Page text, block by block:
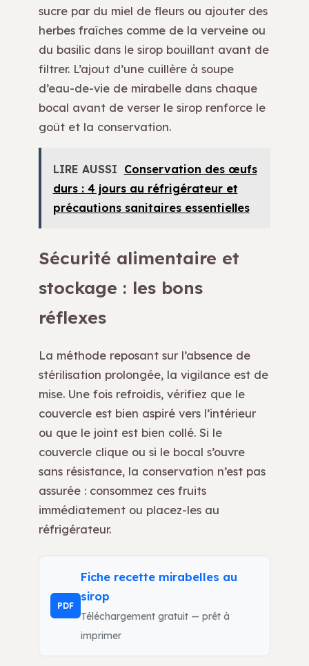
sucre par du miel de fleurs ou ajouter des
herbes fraîches comme de la verveine ou
du basilic dans le sirop bouillant avant de
filtrer. L’ajout d’une cuillère à soupe
d’eau-de-vie de mirabelle dans chaque
bocal avant de verser le sirop renforce le
goût et la conservation.
LIRE AUSSI Conservation des œufs
durs : 4 jours au réfrigérateur et
précautions sanitaires essentielles
Sécurité alimentaire et
stockage : les bons
réflexes
La méthode reposant sur l’absence de
stérilisation prolongée, la vigilance est de
mise. Une fois refroidis, vérifiez que le
couvercle est bien aspiré vers l’intérieur
ou que le joint est bien collé. Si le
couvercle clique ou si le bocal s’ouvre
sans résistance, la conservation n’est pas
assurée : consommez ces fruits
immédiatement ou placez-les au
réfrigérateur.
PDF
Fiche recette mirabelles au
sirop
Téléchargement gratuit — prêt à
imprimer